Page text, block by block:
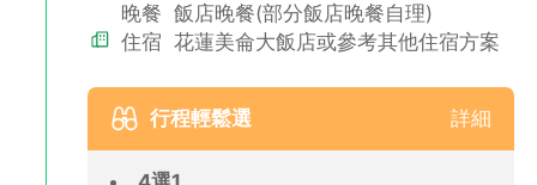
晚餐 飯店晚餐(部分飯店晚餐自理)
住宿 花蓮美侖大飯店或參考其他住宿方案
行程輕鬆選 詳細